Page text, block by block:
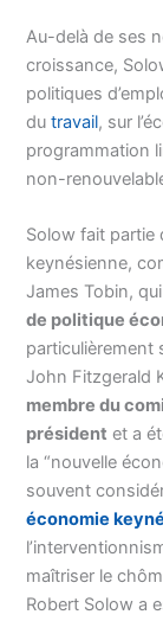
Au-delà de ses
croissance,
politiques
dutravail, sur
programmation
non-
Solow fait partie
keynésienne,
James Tobin,
de politique
particulièrement
John Fitzgerald
membre du
président et a
la “nouvelle
souvent
économie
maîtriser le
Robert Solow a